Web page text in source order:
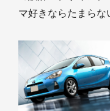
マ好きならたまらな